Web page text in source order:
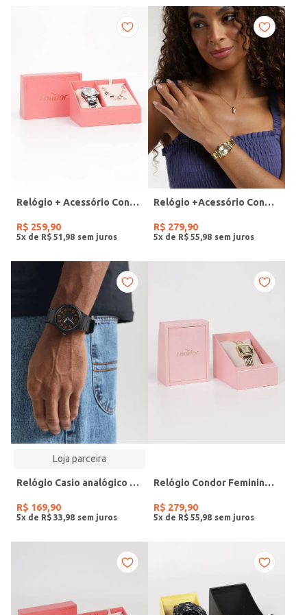
Relógio + Acessório Condor Feminino PRATA
R$ 259,90
5x de R$ 51 98
Relógio +Acessório Condor Feminino DOURADO
R$ 279,90
5x de R$ 55 98
Loja parceira
Relógio Casio analógico MW-240-4BVDF-SC
R$ 169,90
5x de R$ 33 98
Relógio Condor Feminino DOURADO
R$ 279,90
5x de R$ 55 98